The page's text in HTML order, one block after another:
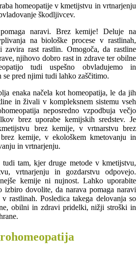
homeopatije v kmetijstvu in vrtnarjenju
škodljivcev.
naravi. Brez kemije! Deluje na
na biološke procese v rastlinah,
zavira rast rastlin. Omogoča, da rastline
njihovo dobro rast in zdrave ter obilne
tudi uspešno obvladujemo in
pred njimi tudi lahko zaščitimo.
enaka načela kot homeopatija, le da jih
in živali v kompleksnem sistemu vseh
neposredno vzpodbuja večjo
brez uporabe kemijskih sredstev. Je
brez kemije, v vrtnarstvu brez
kemije, v ekološkem kmetovanju in
in vrtnarjenju.
tudi tam, kjer druge metode v kmetijstvu,
vrtnarjenju in gozdarstvu odpovejo.
kemije ni nujnost. Lahko uporabite
izbiro dovolite, da narava pomaga naravi
rastlinah. Posledica takega delovanja so
obilni in zdravi pridelki, nižji stroški in